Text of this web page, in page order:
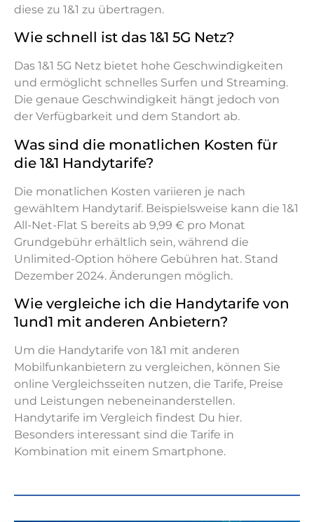
diese zu 1&1 zu übertragen.
Wie schnell ist das 1&1 5G Netz?
Das 1&1 5G Netz bietet hohe Geschwindigkeiten
und ermöglicht schnelles Surfen und Streaming.
Die genaue Geschwindigkeit hängt jedoch von
der Verfügbarkeit und dem Standort ab.
Was sind die monatlichen Kosten für
die 1&1 Handytarife?
Die monatlichen Kosten variieren je nach
gewähltem Handytarif. Beispielsweise kann die 1&1
All-Net-Flat S bereits ab 9,99 € pro Monat
Grundgebühr erhältlich sein, während die
Unlimited-Option höhere Gebühren hat. Stand
Dezember 2024. Änderungen möglich.
Wie vergleiche ich die Handytarife von
1und1 mit anderen Anbietern?
Um die Handytarife von 1&1 mit anderen
Mobilfunkanbietern zu vergleichen, können Sie
online Vergleichsseiten nutzen, die Tarife, Preise
und Leistungen nebeneinanderstellen.
Handytarife im Vergleich findest Du hier.
Besonders interessant sind die Tarife in
Kombination mit einem Smartphone.